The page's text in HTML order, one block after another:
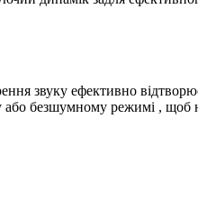
звуку ефективно
або безшумному режимі , щоб